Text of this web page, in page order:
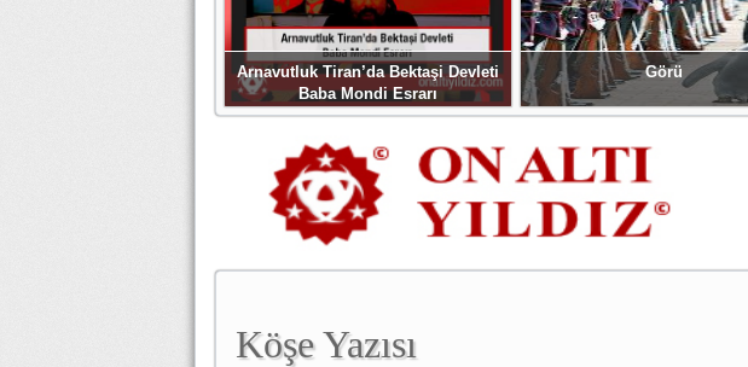
Arnavutluk Tiran’da Bektaşi Devleti
Baba Mondi Esrarı
Görü
Köşe Yazısı